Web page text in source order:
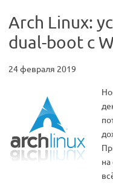
Arch Linux:
dual-boot с
24 февраля 2019
на